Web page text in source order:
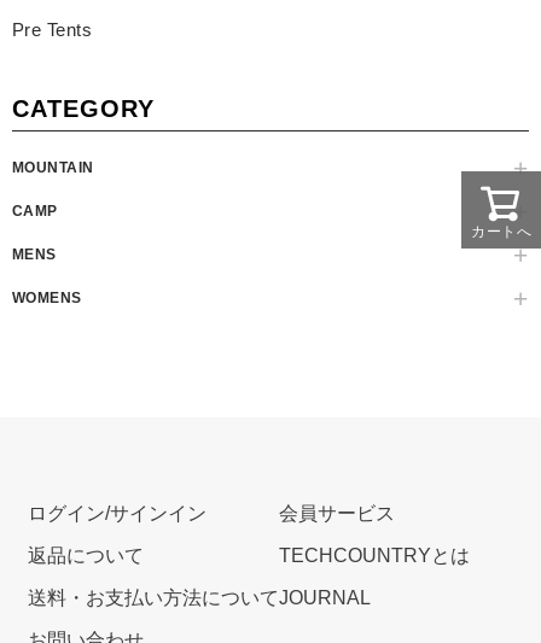
Pre Tents
CATEGORY
MOUNTAIN
CAMP
MENS
WOMENS
カートへ
ログイン/サインイン
返品について
送料・お支払い方法について
会員サービス
TECHCOUNTRYとは
JOURNAL